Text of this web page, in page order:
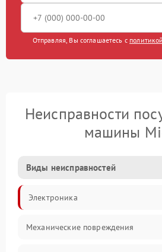
Отправляя, Вы соглашаетесь с
Неисправности
машины
Виды неисправностей
Электроника
Механические повреждения